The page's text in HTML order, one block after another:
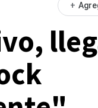
+